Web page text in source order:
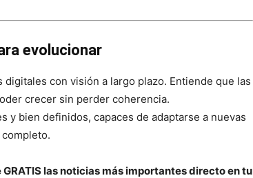
evolucionar
con visión a largo plazo. Entiende que las
crecer sin perder coherencia.
y bien definidos, capaces de adaptarse a nuevas
las noticias más importantes directo en tu